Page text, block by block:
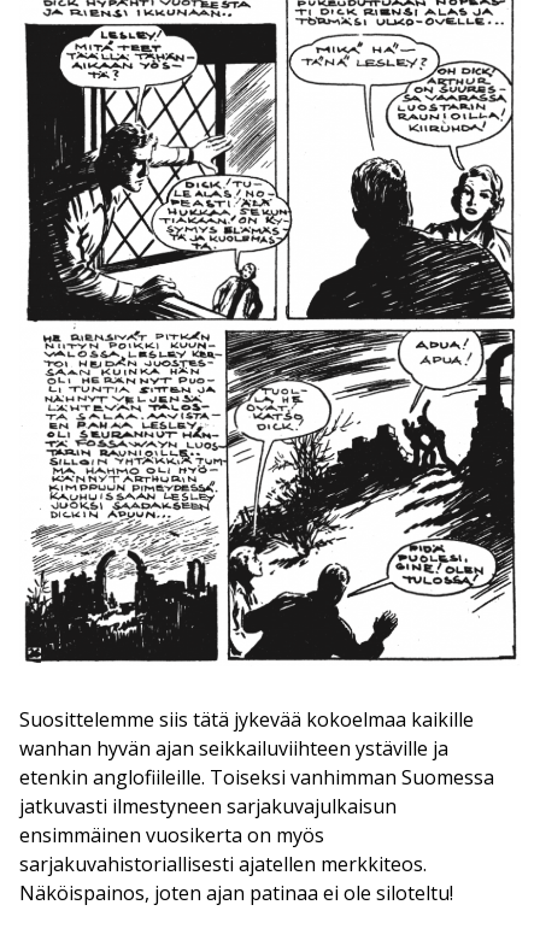
Suosittelemme siis tätä jykevää kokoelmaa kaikille
wanhan hyvän ajan seikkailuviihteen ystäville ja
etenkin anglofiileille. Toiseksi vanhimman Suomessa
jatkuvasti ilmestyneen sarjakuvajulkaisun
ensimmäinen vuosikerta on myös
sarjakuvahistoriallisesti ajatellen merkkiteos.
Näköispainos, joten ajan patinaa ei ole siloteltu!